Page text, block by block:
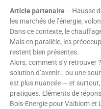
Article partenaire – Hausse
les marchés de l’énergie,
Dans ce contexte, le
Mais en parallèle, les
restent bien présentes.
Alors, comment s’y retrouver
solution d’avenir… ou une
est plus nuancée — et
pratiques. Eléments de
Bois-Energie pour Valbiom et